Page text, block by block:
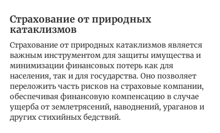
Страхование от природных
катаклизмов
Страхование от природных катаклизмов является
важным инструментом для защиты имущества и
минимизации финансовых потерь как для
населения, так и для государства. Оно позволяет
переложить часть рисков на страховые компании,
обеспечивая финансовую компенсацию в случае
ущерба от землетрясений, наводнений, ураганов и
других стихийных бедствий.